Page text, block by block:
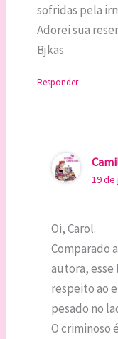
sofridas pela
Adorei sua
Bjkas
Responder
19 de
Oi, Carol.
Comparado
autora, esse
respeito ao
pesado no
O criminoso